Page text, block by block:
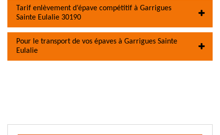
Tarif enlèvement d’épave compétitif à Garrigues
Sainte Eulalie 30190
Pour le transport de vos épaves à Garrigues Sainte
Eulalie